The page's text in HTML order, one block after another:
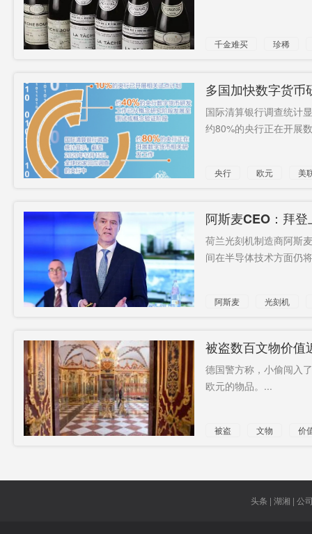
千金难买 珍稀
多国加快数字货币
国际清算银行调查统计
约80%的央行正在开展
央行 欧元 美
阿斯麦CEO：拜
荷兰光刻机制造商阿斯
间在半导体技术方面仍
阿斯麦 光刻机
被盗数百文物价值
德国警方称，小偷闯入
欧元的物品。...
被盗 文物
价
头条 | 湖湘 | 公